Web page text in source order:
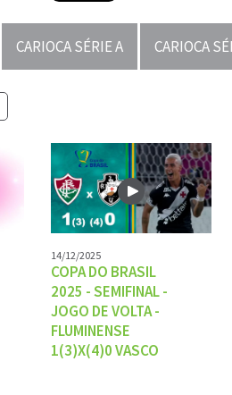
CARIOCA SÉRIE A CARIOCA
14/12/2025
COPA DO BRASIL
2025 - SEMIFINAL -
JOGO DE VOLTA -
FLUMINENSE
1(3)X(4)0 VASCO